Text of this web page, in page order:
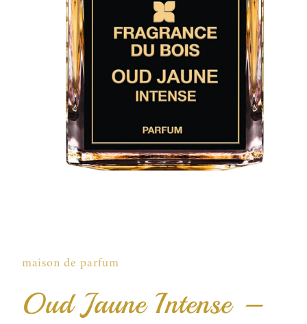
modal
maison de parfum
Oud Jaune Intense –